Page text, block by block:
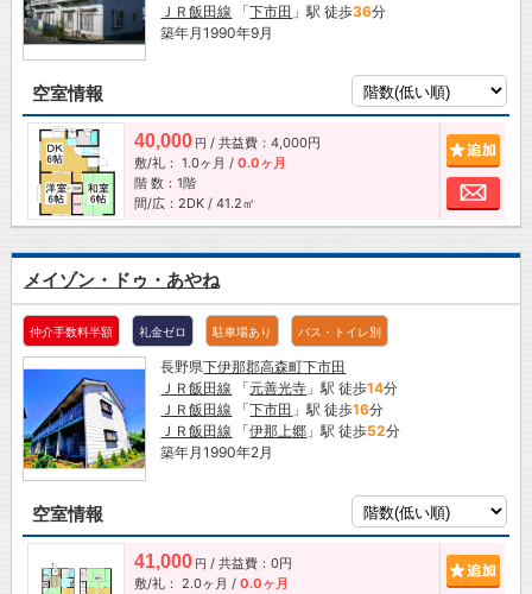
ＪＲ飯田線 「下市田 」駅 徒歩36分
築年月1990年9月
空室情報
40,000 円 / 共益費：4,000円
敷/礼： 1.0ヶ月 / 0.0ヶ月
階 数：1階
間/広：2DK / 41.2㎡
お
メイゾン・ドゥ・あやね
仲介手数料半額 礼金ゼロ 駐車場あり バス・トイレ別
長野県下伊那郡高森町下市田
ＪＲ飯田線 「元善光寺 」駅 徒歩14分
ＪＲ飯田線 「下市田 」駅 徒歩16分
ＪＲ飯田線 「伊那上郷 」駅 徒歩52分
築年月1990年2月
空室情報
41,000 円 / 共益費：0円
敷/礼： 2.0ヶ月 / 0.0ヶ月